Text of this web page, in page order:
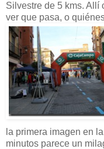
Silvestre de 5 kms. Allí
ver que pasa, o
la primera imagen en
minutos parece un